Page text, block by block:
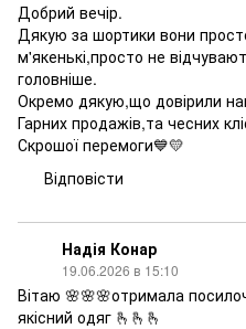
Добрий вечір.
Дякую за шортики вони
м'якенькі,просто не
головніше.
Окремо дякую,що довірили
Гарних продажів,та чесних
Скрошої перемоги💙💛
Відповісти
Надія Конар
19.06.2026 в 15:10
Вітаю 🌸🌸🌸отримала
якісний одяг 🫰🫰🫰